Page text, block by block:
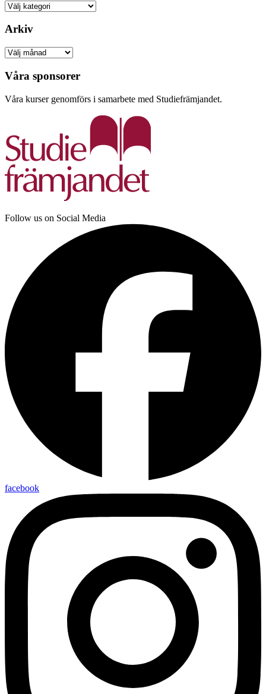
Kategorier
Arkiv
Arkiv
Våra sponsorer
Våra kurser genomförs i samarbete med Studiefrämjandet.
Follow us on Social Media
facebook